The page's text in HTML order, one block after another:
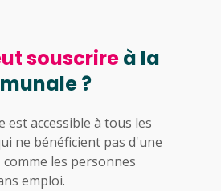
souscrireà la
?
est accessible à tous les
ne bénéficient pas d'une
comme les personnes
emploi.